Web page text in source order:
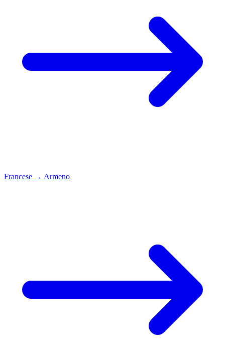
Francese → Armeno